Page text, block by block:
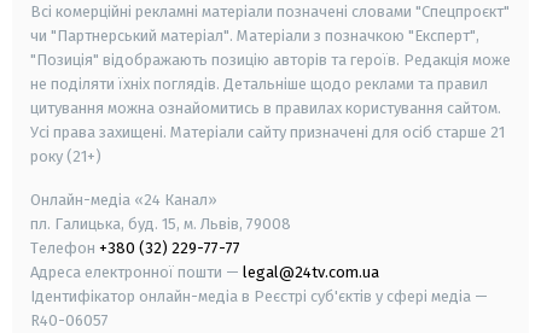
Всі комерційні рекламні матеріали позначені словами "Спецпроєкт"
чи "Партнерський матеріал". Матеріали з позначкою "Експерт",
"Позиція" відображають позицію авторів та героїв. Редакція може
не поділяти їхніх поглядів. Детальніше щодо реклами та правил
цитування можна ознайомитись в правилах користування сайтом.
Усі права захищені. Матеріали сайту призначені для осіб старше 21
року (21+)
Онлайн-медіа «24 Канал»
пл. Галицька, буд. 15, м. Львів, 79008
Телефон +380 (32) 229-77-77
Адреса електронної пошти — legal@24tv.com.ua
Ідентифікатор онлайн-медіа в Реєстрі суб'єктів у сфері медіа —
R40-06057